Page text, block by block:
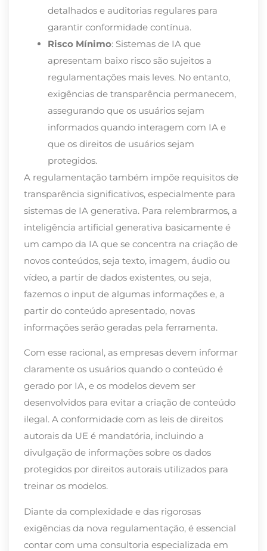
detalhados e auditorias regulares para
garantir conformidade contínua​.
Risco Mínimo: Sistemas de IA que
apresentam baixo risco são sujeitos a
regulamentações mais leves. No entanto,
exigências de transparência permanecem,
assegurando que os usuários sejam
informados quando interagem com IA e
que os direitos de usuários sejam
protegidos​.
A regulamentação também impõe requisitos de
transparência significativos, especialmente para
sistemas de IA generativa. Para relembrarmos, a
inteligência artificial generativa basicamente é
um campo da IA que se concentra na criação de
novos conteúdos, seja texto, imagem, áudio ou
vídeo, a partir de dados existentes, ou seja,
fazemos o input de algumas informações e, a
partir do conteúdo apresentado, novas
informações serão geradas pela ferramenta.
Com esse racional, as empresas devem informar
claramente os usuários quando o conteúdo é
gerado por IA, e os modelos devem ser
desenvolvidos para evitar a criação de conteúdo
ilegal. A conformidade com as leis de direitos
autorais da UE é mandatória, incluindo a
divulgação de informações sobre os dados
protegidos por direitos autorais utilizados para
treinar os modelos.
Diante da complexidade e das rigorosas
exigências da nova regulamentação, é essencial
contar com uma consultoria especializada em